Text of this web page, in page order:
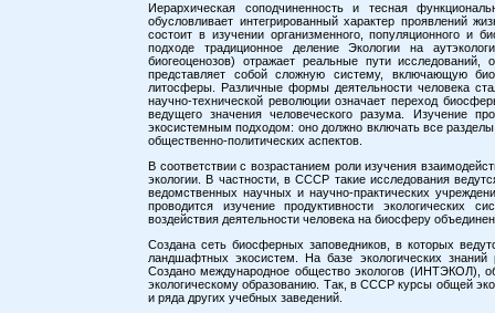
Иерархическая соподчиненность и тесная
обусловливает интегрированный характер проявлений
состоит в изучении организменного, популяционного и
подходе традиционное деление Экологии на
биогеоценозов) отражает реальные пути
представляет собой сложную систему, включающую
литосферы. Различные формы деятельности человека
научно-технической революции означает переход
ведущего значения человеческого разума. Изучение
экосистемным подходом: оно должно включать все
общественно-политических аспектов.
В соответствии с возрастанием роли изучения
экологии. В частности, в СССР такие исследования
ведомственных научных и научно-практических
проводится изучение продуктивности экологических
воздействия деятельности человека на биосферу
Создана сеть биосферных заповедников, в которых
ландшафтных экосистем. На базе экологических
Создано международное общество экологов (ИНТЭКОЛ),
экологическому образованию. Так, в СССР курсы общей
и ряда других учебных заведений.